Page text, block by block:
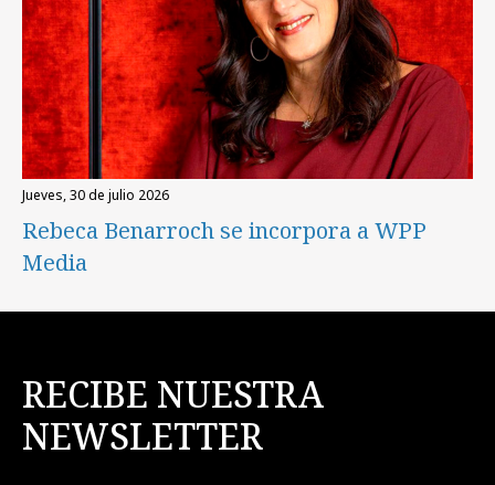
jueves, 30 de julio 2026
Rebeca Benarroch se incorpora a WPP
Media
RECIBE NUESTRA
NEWSLETTER